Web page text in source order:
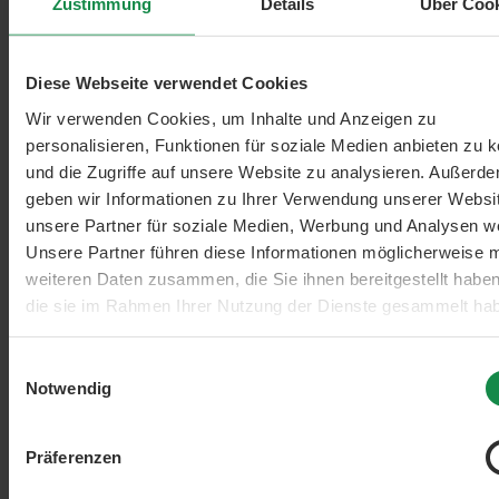
Diese Webseite verwendet Cookies
Wir verwenden Cookies, um Inhalte und Anzeigen zu
personalisieren, Funktionen für soziale Medien anbieten zu
und die Zugriffe auf unsere Website zu analysieren.
geben wir Informationen zu Ihrer Verwendung unserer
unsere Partner für soziale Medien, Werbung und Analysen
Unsere Partner führen diese Informationen möglicherweise
weiteren Daten zusammen, die Sie ihnen bereitgestellt
die sie im Rahmen Ihrer Nutzung der Dienste gesammelt
Notwendig
Präferenzen
Filter hinzufügen: Minimum Bewertung von 5 von 5 Sternen
min. 5/5
Filter hinzufügen: Minimum Bewertung von 4 von 5 Sternen